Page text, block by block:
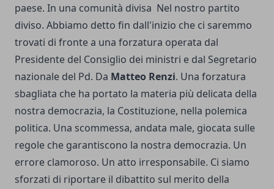
paese. In una comunità divisa Nel nostro partito
diviso. Abbiamo detto fin dall'inizio che ci saremmo
trovati di fronte a una forzatura operata dal
Presidente del Consiglio dei ministri e dal Segretario
nazionale del Pd. Da Matteo Renzi. Una forzatura
sbagliata che ha portato la materia più delicata della
nostra democrazia, la Costituzione, nella polemica
politica. Una scommessa, andata male, giocata sulle
regole che garantiscono la nostra democrazia. Un
errore clamoroso. Un atto irresponsabile. Ci siamo
sforzati di riportare il dibattito sul merito della